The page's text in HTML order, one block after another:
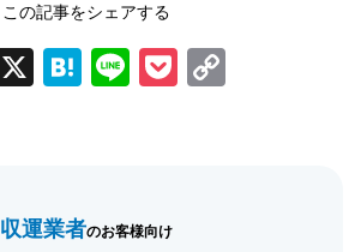
この記事をシェアする
Facebook
X Hatena
LinePocket
収運業者のお客様向け